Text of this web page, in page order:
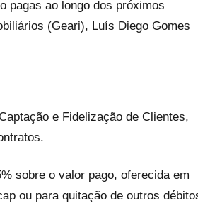
pagas ao longo dos próximos
(Geari), Luís Diego Gomes
e Fidelização de Clientes,
sobre o valor pago, oferecida em
ou para quitação de outros